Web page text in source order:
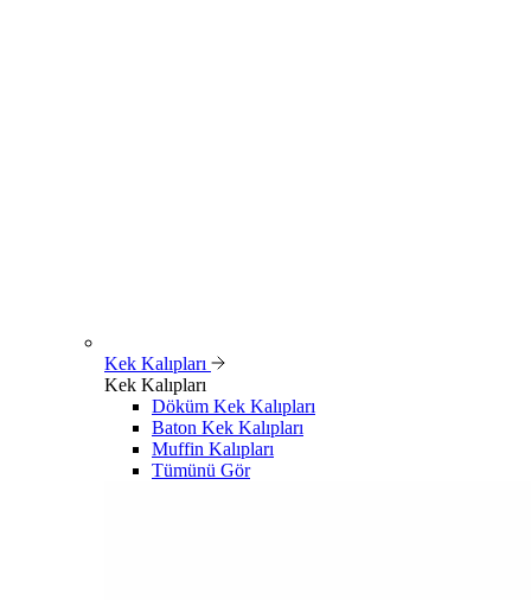
Kek Kalıpları
Kek Kalıpları
Döküm Kek Kalıpları
Baton Kek Kalıpları
Muffin Kalıpları
Tümünü Gör